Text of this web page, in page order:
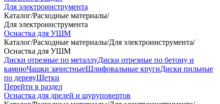
Для электроинструмента
Каталог/Расходные материалы/
Для электроинструмента
Оснастка для УШМ
Каталог/Расходные материалы/Для электроинструмента/
Оснастка для УШМ
Диски отрезные по металлуДиски отрезные по бетону и
камнюЧашки зачистныеШлифовальные кругиДиски пильные
по деревуЩетки
Перейти в раздел
Оснастка для дрелей и шуруповертов